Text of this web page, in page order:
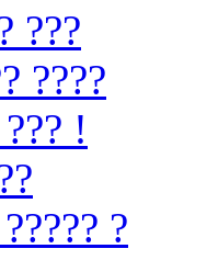
???
????
!
?